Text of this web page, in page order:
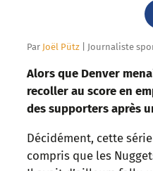
Par Joël Pütz | Journaliste
Alors que Denver
recoller au score en
des supporters après
Décidément, cette
compris que les